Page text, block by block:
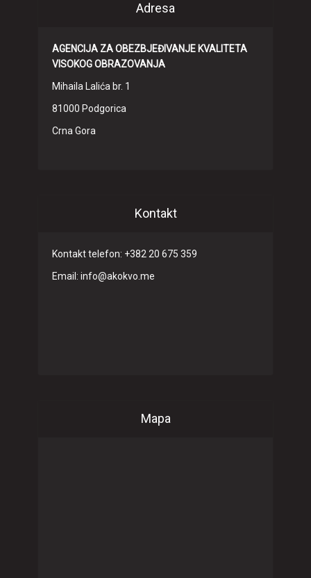
Adresa
AGENCIJA ZA OBEZBJEĐIVANJE KVALITETA
VISOKOG OBRAZOVANJA
Mihaila Lalića br. 1
81000 Podgorica
Crna Gora
Kontakt
Kontakt telefon: +382 20 675 359
Email: info@akokvo.me
Mapa